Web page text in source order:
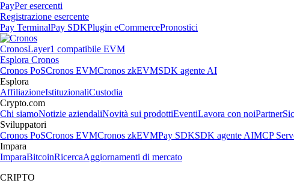
PayPer esercenti
Registrazione esercente
Pay TerminalPay SDKPlugin eCommercePronostici
CronosLayer1 compatibile EVM
Esplora Cronos
Cronos PoSCronos EVMCronos zkEVMSDK agente AI
Esplora
AffiliazioneIstituzionaliCustodia
Crypto.com
Chi siamoNotizie aziendaliNovità sui prodottiEventiLavora con noiPartner
Sviluppatori
Cronos PoSCronos EVMCronos zkEVMPay SDKSDK agente AIMCP
Impara
ImparaBitcoinRicercaAggiornamenti di mercato
CRIPTO